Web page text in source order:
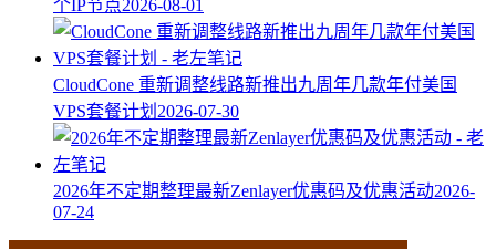
个IP节点2026-08-01
CloudCone 重新调整线路新推出九周年几款年付美国
VPS套餐计划 2026-07-30
2026年不定期整理最新Zenlayer优惠码及优惠活动2026-
07-24